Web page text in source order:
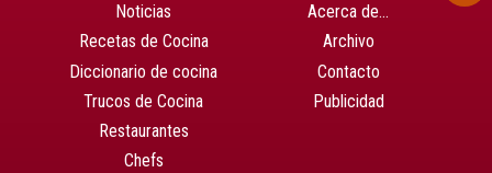
Noticias
Recetas de Cocina
Diccionario de cocina
Trucos de Cocina
Restaurantes
Chefs
Acerca de…
Archivo
Contacto
Publicidad